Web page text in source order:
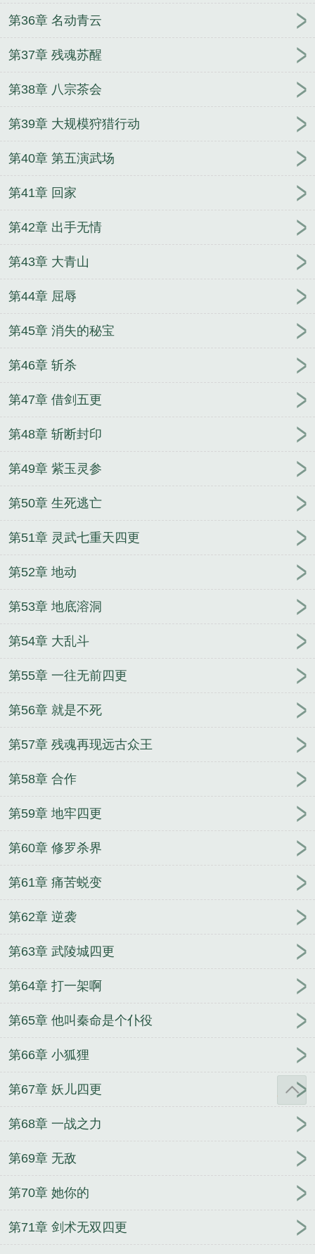
第36章 名动青云
第37章 残魂苏醒
第38章 八宗茶会
第39章 大规模狩猎行动
第40章 第五演武场
第41章 回家
第42章 出手无情
第43章 大青山
第44章 屈辱
第45章 消失的秘宝
第46章 斩杀
第47章 借剑五更
第48章 斩断封印
第49章 紫玉灵参
第50章 生死逃亡
第51章 灵武七重天四更
第52章 地动
第53章 地底溶洞
第54章 大乱斗
第55章 一往无前四更
第56章 就是不死
第57章 残魂再现远古众王
第58章 合作
第59章 地牢四更
第60章 修罗杀界
第61章 痛苦蜕变
第62章 逆袭
第63章 武陵城四更
第64章 打一架啊
第65章 他叫秦命是个仆役
第66章 小狐狸
第67章 妖儿四更
第68章 一战之力
第69章 无敌
第70章 她你的
第71章 剑术无双四更